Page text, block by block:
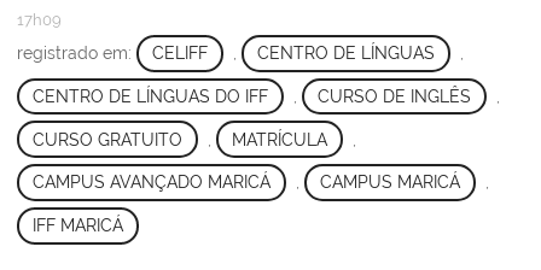
17h09
registrado em: CELIFF , CENTRO DE LÍNGUAS ,
CENTRO DE LÍNGUAS DO IFF CURSO DE INGLÊS
CURSO GRATUITO MATRÍCULA
CAMPUS AVANÇADO MARICÁ , CAMPUS MARICÁ ,
IFF MARICÁ